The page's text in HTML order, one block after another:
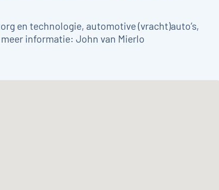
en technologie, automotive (vracht)auto’s,
informatie: John van Mierlo